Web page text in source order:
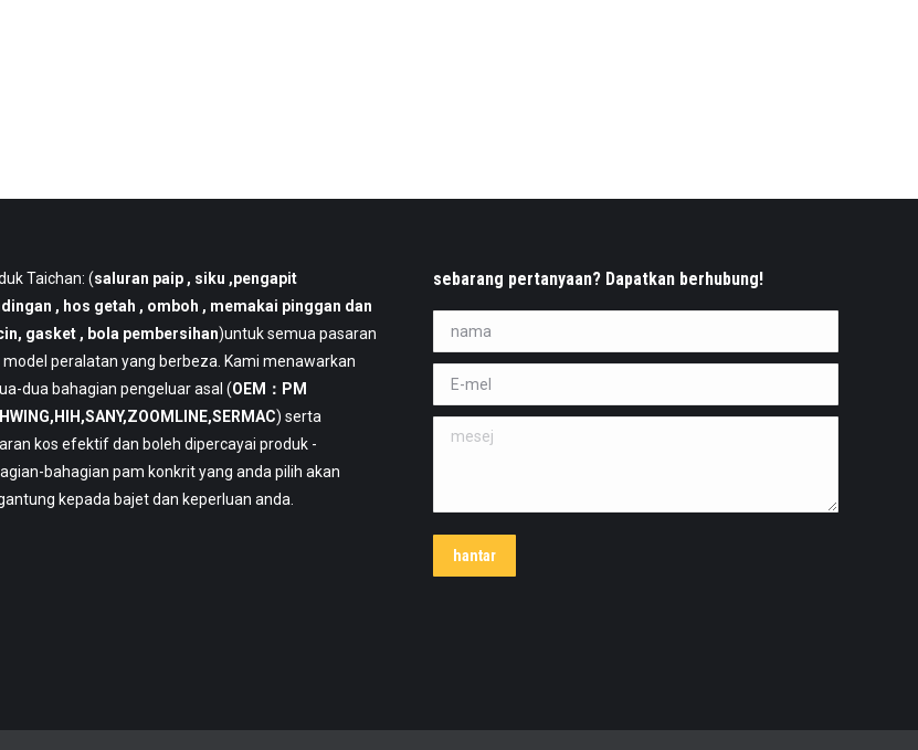
Taichan: (saluran paip, siku ,pengapit
, hos getah , omboh , memakai pinggan dan
gasket , bola pembersihan)untuk semua pasaran
model peralatan yang berbeza. Kami menawarkan
dua bahagian pengeluar asal (OEM：PM
) serta
kos efektif dan boleh dipercayai produk -
bahagian pam konkrit yang anda pilih akan
kepada bajet dan keperluan anda.
sebarang pertanyaan? Dapatkan berhubung!
nama *
E-mel *
mesej
hantar